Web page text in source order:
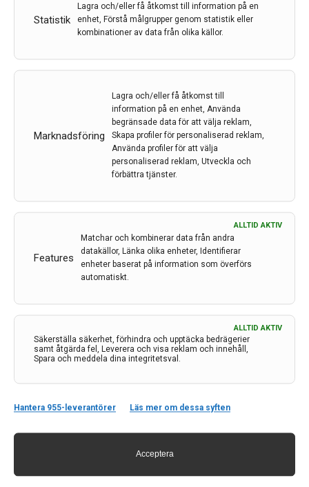
Statistik
Lagra och/eller få åtkomst till information på en
enhet, Förstå målgrupper genom statistik eller
kombinationer av data från olika källor.
Marknadsföring
Lagra och/eller få åtkomst till
information på en enhet, Använda
begränsade data för att välja reklam,
Skapa profiler för personaliserad reklam,
Använda profiler för att välja
personaliserad reklam, Utveckla och
förbättra tjänster.
Features
ALLTID AKTIV
Matchar och kombinerar data från andra
datakällor, Länka olika enheter, Identifierar
enheter baserat på information som överförs
automatiskt.
Säkerställa säkerhet, förhindra och upptäcka bedrägerier
samt åtgärda fel, Leverera och visa reklam och innehåll,
Spara och meddela dina integritetsval.
ALLTID AKTIV
Hantera 955-leverantörer Läs mer om dessa syften
Acceptera
Linnéuniversitetet,transferrinreceptor
I en ny avhandling i kemi zoomar Dick Sjöström in på
och högriskklassade virus om vi lär oss mer om det.
Kontakt
Neurologi i Sverige
113 68 Stockholm
Länkar